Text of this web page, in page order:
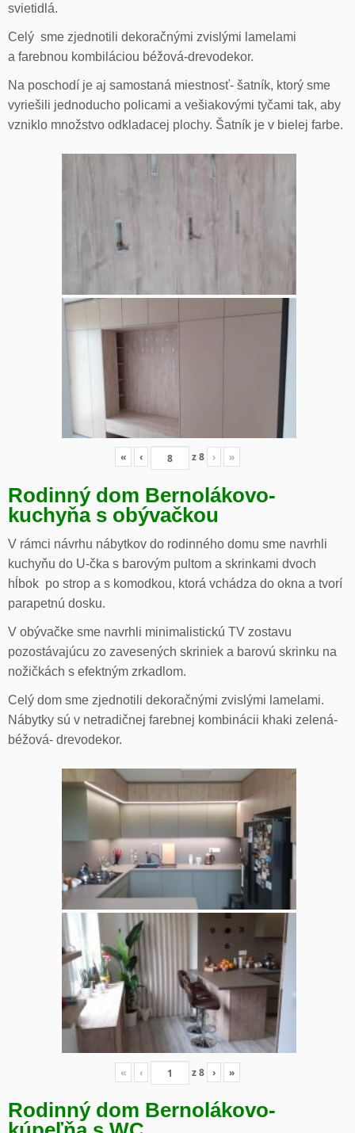
svietidlá.
Celý sme zjednotili dekoračnými zvislými lamelami
a farebnou kombiláciou béžová-drevodekor.
Na poschodí je aj samostaná miestnosť- šatník, ktorý sme
vyriešili jednoducho policami a vešiakovými tyčami tak, aby
vzniklo množstvo odkladacej plochy. Šatník je v bielej farbe.
« ‹ z8 › »
Rodinný dom Bernolákovo-
kuchyňa s obývačkou
V rámci návrhu nábytkov do rodinného domu sme navrhli
kuchyňu do U-čka s barovým pultom a skrinkami dvoch
hĺbok po strop a s komodkou, ktorá vchádza do okna a tvorí
parapetnú dosku.
V obývačke sme navrhli minimalistickú TV zostavu
pozostávajúcu zo zavesených skriniek a barovú skrinku na
nožičkách s efektným zrkadlom.
Celý dom sme zjednotili dekoračnými zvislými lamelami.
Nábytky sú v netradičnej farebnej kombinácii khaki zelená-
béžová- drevodekor.
« ‹ z8 › »
Rodinný dom Bernolákovo-